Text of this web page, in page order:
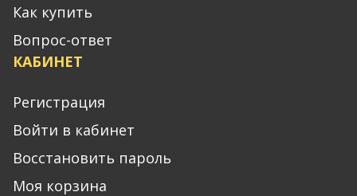
Как купить
Вопрос-ответ
КАБИНЕТ
Регистрация
Войти в кабинет
Восстановить пароль
Моя корзина